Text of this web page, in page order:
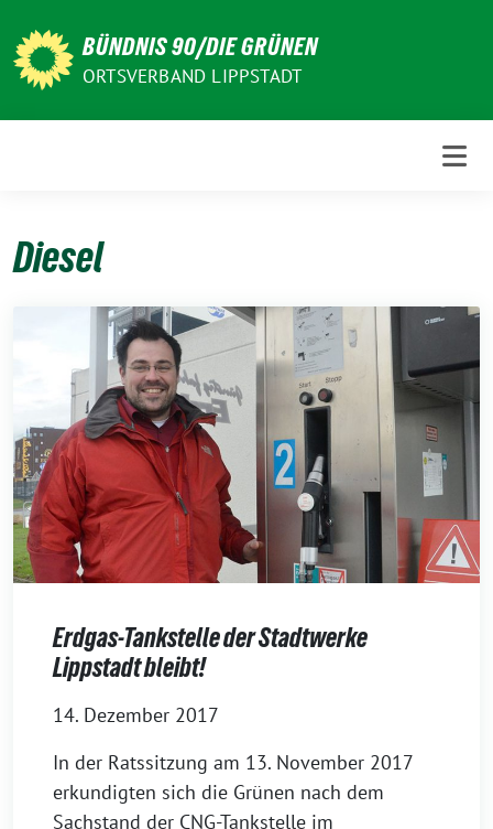
zum
Inhalt
BÜNDNIS 90/DIE GRÜNEN
ORTSVERBAND LIPPSTADT
Diesel
Erdgas-Tankstelle der Stadtwerke
Lippstadt bleibt!
14. Dezember 2017
In der Ratssitzung am 13. November 2017
erkundigten sich die Grünen nach dem
Sachstand der CNG-Tankstelle im